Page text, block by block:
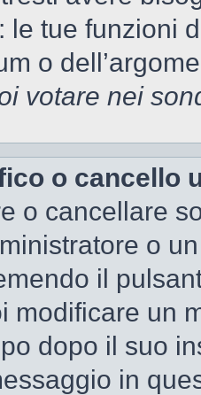
le tue funzioni
o
votare nei
o cancello
o cancellare
o
il
modificare un
dopo il suo
in